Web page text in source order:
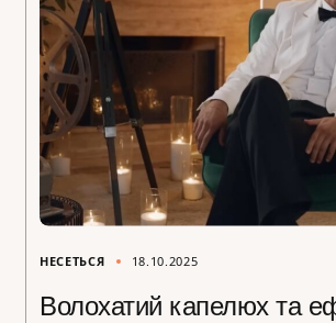
НЕСЕТЬСЯ 18.10.2025
Волохатий капелюх та